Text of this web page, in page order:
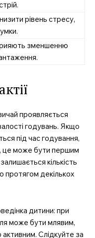
рівень стресу,
зменшенню
проявляється
годувань. Якщо
під час годування,
це може бути першим
кількість
протягом декількох
дитини: при
може бути млявим,
Слідкуйте за